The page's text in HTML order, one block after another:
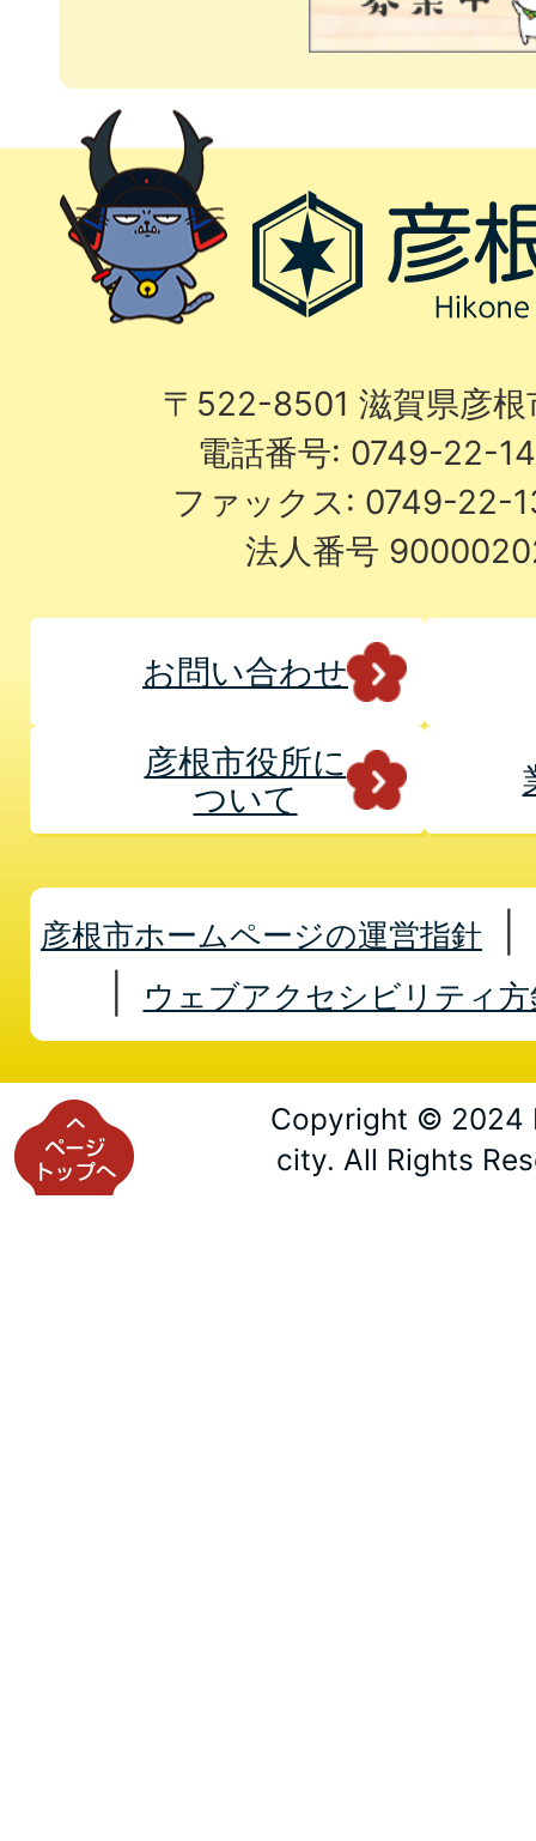
〒522-8501 滋賀県彦
電話番号: 0749-22-
ファックス: 0749-22-
法人番号
お問い合わせ
彦根市役所に
ついて
彦根市ホームページの運営指針
ウェブアクセシビリティ方
Copyright © 2024
city. All Rights